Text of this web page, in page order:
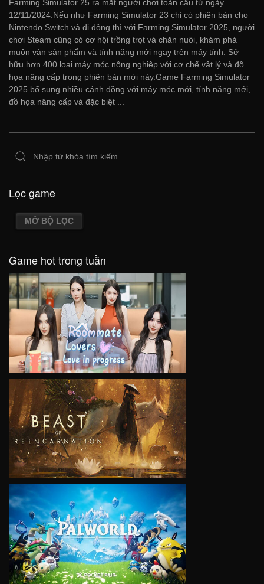
Farming Simulator 25 ra mắt người chơi toàn cầu từ ngày
12/11/2024.Nếu như Farming Simulator 23 chỉ có phiên bản cho
Nintendo Switch và di động thì với Farming Simulator 2025, người
chơi Steam cũng có cơ hội trồng trọt và chăn nuôi, khám phá
muôn vàn sản phẩm và tính năng mới ngay trên máy tính. Sở
hữu hơn 400 loại máy móc nông nghiệp với cơ chế vật lý và đồ
họa nâng cấp trong phiên bản mới này.Game Farming Simulator
2025 bổ sung nhiều cánh đồng với máy móc mới, tính năng mới,
đồ họa nâng cấp và đặc biệt ...
Lọc game
MỞ BỘ LỌC
Game hot trong tuần
VIEW
VIEW
VIEW